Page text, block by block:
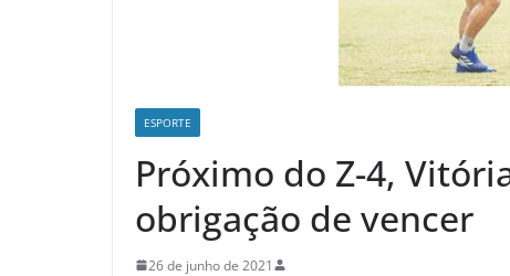
ESPORTE
Próximo do Z-4,
obrigação de vencer
26 de junho de 2021